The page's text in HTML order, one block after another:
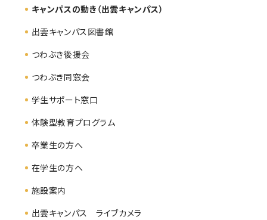
キャンパスの動き（出雲キャンパス）
出雲キャンパス図書館
つわぶき後援会
つわぶき同窓会
学生サポート窓口
体験型教育プログラム
卒業生の方へ
在学生の方へ
施設案内
出雲キャンパス ライブカメラ